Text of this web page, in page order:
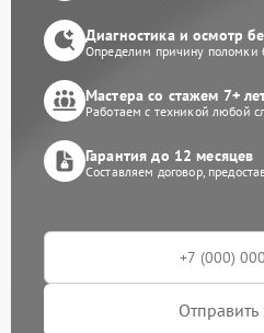
Диагностика и осмотр
Определим причину поломки
Мастера со стажем 7+
Работаем с техникой любой
Гарантия до 12 месяцев
Составляем договор,
Отправить